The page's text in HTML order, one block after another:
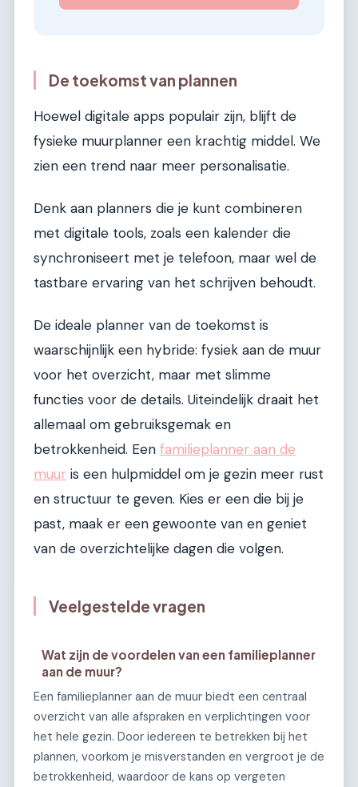
De toekomst van plannen
Hoewel digitale apps populair zijn, blijft de
fysieke muurplanner een krachtig middel. We
zien een trend naar meer personalisatie.
Denk aan planners die je kunt combineren
met digitale tools, zoals een kalender die
synchroniseert met je telefoon, maar wel de
tastbare ervaring van het schrijven behoudt.
De ideale planner van de toekomst is
waarschijnlijk een hybride: fysiek aan de muur
voor het overzicht, maar met slimme
functies voor de details. Uiteindelijk draait het
allemaal om gebruiksgemak en
betrokkenheid. Een familieplanner aan de
muur is een hulpmiddel om je gezin meer rust
en structuur te geven. Kies er een die bij je
past, maak er een gewoonte van en geniet
van de overzichtelijke dagen die volgen.
Veelgestelde vragen
Wat zijn de voordelen van een familieplanner
aan de muur?
Een familieplanner aan de muur biedt een centraal
overzicht van alle afspraken en verplichtingen voor
het hele gezin. Door iedereen te betrekken bij het
plannen, voorkom je misverstanden en vergroot je de
betrokkenheid, waardoor de kans op vergeten